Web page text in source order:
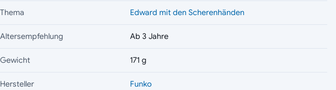
Thema Edward mit den Scherenhänden
Altersempfehlung Ab 3 Jahre
Gewicht 171 g
Hersteller Funko